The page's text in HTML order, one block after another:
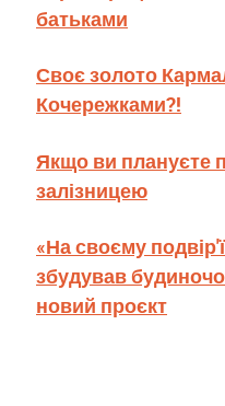
батьками
Своє золото
Кочережками?!
Якщо ви плануєте
залізницею
«На своєму подвір'ї
збудував
новий проєкт